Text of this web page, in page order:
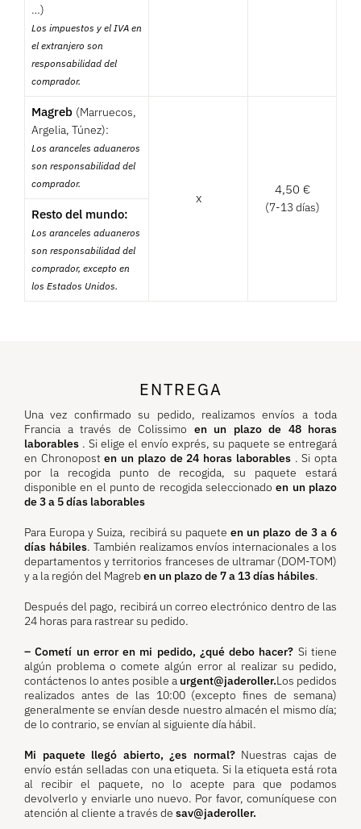
…)
Los impuestos y el IVA en
el extranjero son
responsabilidad del
comprador.
Magreb (Marruecos,
Argelia, Túnez):
Los aranceles aduaneros
son responsabilidad del
comprador.
x
4,50 €
(7-13 días)
Resto del mundo:
Los aranceles aduaneros
son responsabilidad del
comprador, excepto en
los Estados Unidos.
ENTREGA
Una vez confirmado su pedido, realizamos envíos a toda
Francia a través de Colissimo en un plazo de 48 horas
laborables . Si elige el envío exprés, su paquete se entregará
en Chronoposten un plazo de 24 horas laborables. Si opta
por la recogida punto de recogida, su paquete estará
disponible en el punto de recogida seleccionadoen un plazo
de 3 a 5 días laborables
Para Europa y Suiza, recibirá su paqueteen un plazo de 3 a 6
días hábiles. También realizamos envíos internacionales a los
departamentos y territorios franceses de ultramar (DOM-TOM)
y a la región del Magreben un plazo de 7 a 13 días hábiles.
Después del pago, recibirá un correo electrónico dentro de las
24 horas para rastrear su pedido.
– Cometí un error en mi pedido, ¿qué debo hacer? Si tiene
algún problema o comete algún error al realizar su pedido,
contáctenos lo antes posible a urgent@jaderoller.Los pedidos
realizados antes de las 10:00 (excepto fines de semana)
generalmente se envían desde nuestro almacén el mismo día;
de lo contrario, se envían al siguiente día hábil.
Mi paquete llegó abierto, ¿es normal? Nuestras cajas de
envío están selladas con una etiqueta. Si la etiqueta está rota
al recibir el paquete, no lo acepte para que podamos
devolverlo y enviarle uno nuevo. Por favor, comuníquese con
atención al cliente a través de sav@jaderoller.